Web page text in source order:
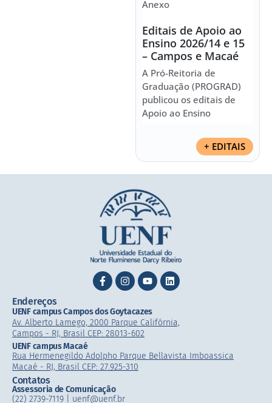
Anexo
Editais de Apoio ao
Ensino 2026/14 e 15
– Campos e Macaé
A Pró-Reitoria de
Graduação (PROGRAD)
publicou os editais de
Apoio ao Ensino
+ EDITAIS
Endereços
UENF campus Campos dos Goytacazes
Av. Alberto Lamego, 2000 Parque Califórnia,
Campos - RJ, Brasil CEP: 28013-602
UENF campus Macaé
Rua Hermenegildo Adolpho Parque Bellavista Imboassica
Macaé - RJ, Brasil CEP: 27.925-310
Contatos
Assessoria de Comunicação
(22) 2739-7119 | uenf@uenf.br